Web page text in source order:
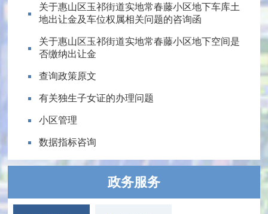
关于惠山区玉祁街道实地常春藤小区地下车库土
地出让金及车位权属相关问题的咨询函
关于惠山区玉祁街道实地常春藤小区地下空间是
否缴纳出让金
查询政策原文
有关独生子女证的办理问题
小区管理
数据指标咨询
政务服务